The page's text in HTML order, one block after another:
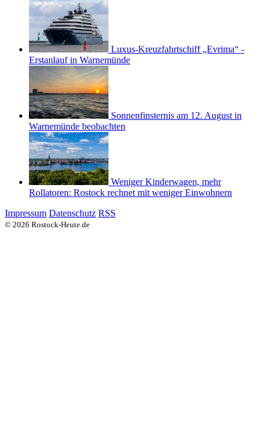
Luxus-Kreuzfahrtschiff „Evrima“ -
Erstanlauf in Warnemünde
Sonnenfinsternis am 12. August in
Warnemünde beobachten
Weniger Kinderwagen, mehr
Rollatoren: Rostock rechnet mit weniger Einwohnern
Impressum Datenschutz RSS
© 2026 Rostock-Heute.de